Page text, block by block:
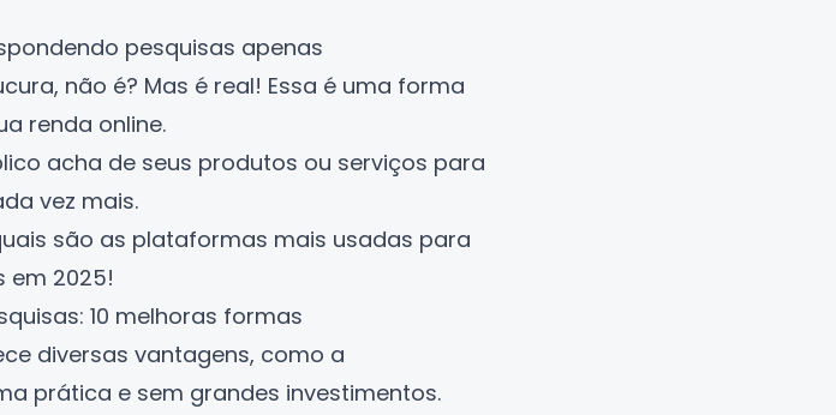
pesquisas apenas
não é? Mas é real! Essa é uma forma
renda online.
acha de seus produtos ou serviços para
vez mais.
são as plataformas mais usadas para
em 2025!
10 melhoras formas
diversas vantagens, como a
prática e sem grandes investimentos.